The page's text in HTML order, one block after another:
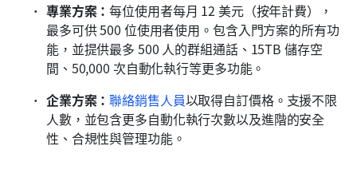
專業方案：每位使用者每月 12 美元（按年計費），
最多可供 500 位使用者使用。包含入門方案的所有功
能，並提供最多 500 人的群組通話、15TB 儲存空
間、50,000 次自動化執行等更多功能。
企業方案：聯絡銷售人員以取得自訂價格。支援不限
人數，並包含更多自動化執行次數以及進階的安全
性、合規性與管理功能。